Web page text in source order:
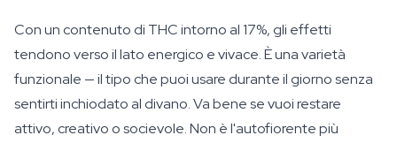
Con un contenuto di THC intorno al 17%, gli effetti
tendono verso il lato energico e vivace. È una varietà
funzionale — il tipo che puoi usare durante il giorno senza
sentirti inchiodato al divano. Va bene se vuoi restare
attivo, creativo o socievole. Non è l'autofiorente più